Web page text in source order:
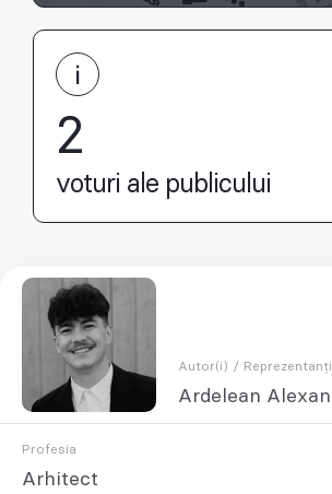
2
voturi ale publicului
Autor(i) /
Ardelean
Profesia
Arhitect